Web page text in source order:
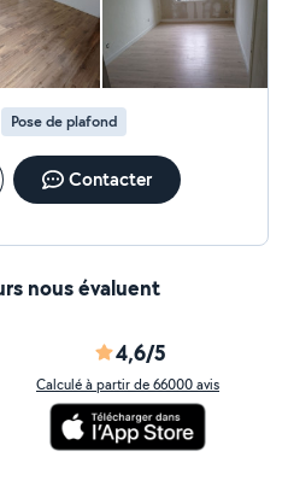
Vous prenez vraiment
moi, je n’oublierai pas ça.
Pose de plafond
Contacter
nous évaluent
4,6/5
Calculé à partir de 66000 avis